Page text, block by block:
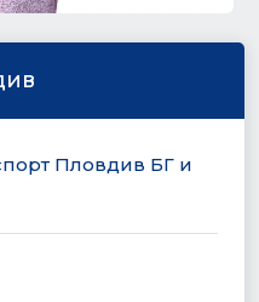
Пловдив БГ и